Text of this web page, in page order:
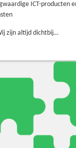
ICT-producten
zijn altijd dichtbij…